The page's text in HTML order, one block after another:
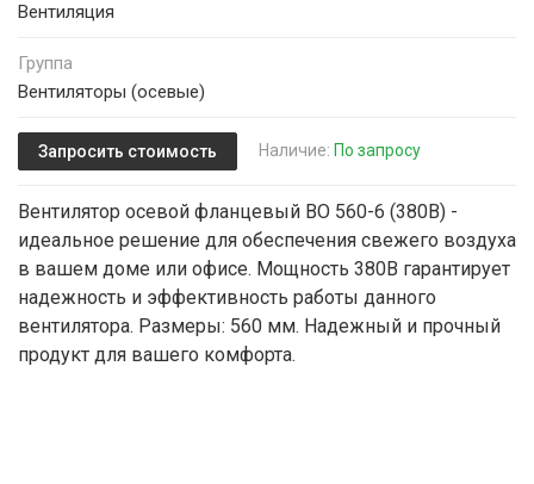
Вентиляция
Группа
Вентиляторы (осевые)
Запросить стоимость Наличие: По запросу
Вентилятор осевой фланцевый ВО 560-6 (380В) -
идеальное решение для обеспечения свежего воздуха
в вашем доме или офисе. Мощность 380В гарантирует
надежность и эффективность работы данного
вентилятора. Размеры: 560 мм. Надежный и прочный
продукт для вашего комфорта.